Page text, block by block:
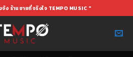
ง ร้านขายที่จริงใจ TEMPO MUSIC "